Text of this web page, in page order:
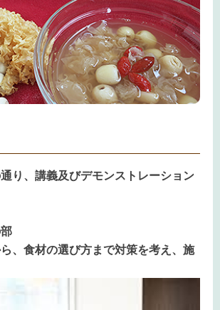
り、講義及びデモンストレーション
、食材の選び方まで対策を考え、施